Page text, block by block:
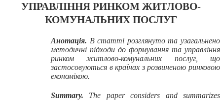
УПРАВЛІННЯ РИНКОМ ЖИТЛОВО-
КОМУНАЛЬНИХ ПОСЛУГ
Анотація. В статті розглянуто та узагальнено
методичні підходи до формування та управління
ринком житлово-комунальних послуг, що
застосовуються в країнах з розвиненою ринковою
економікою.
Summary. The paper considers and summarizes